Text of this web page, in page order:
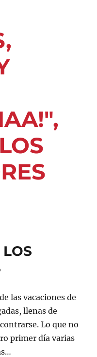
las vacaciones de
llenas de
Lo que no
primer día varias